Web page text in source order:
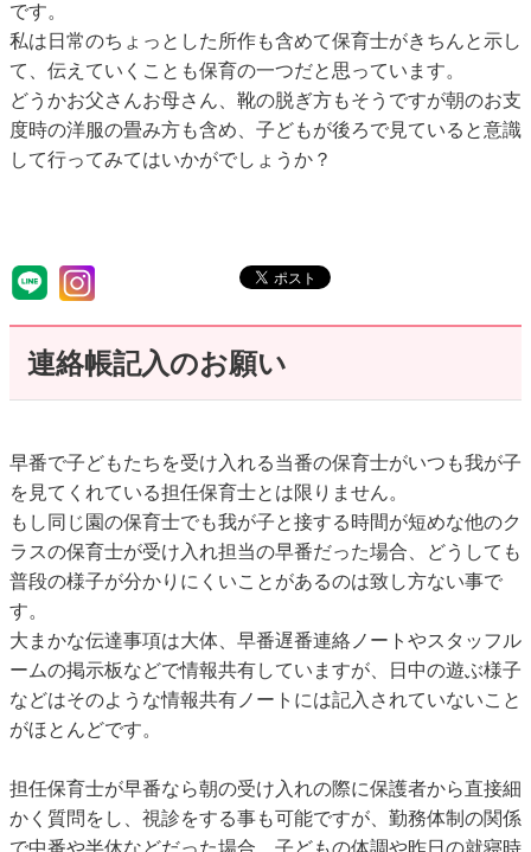
です。
私は日常のちょっとした所作も含めて保育士がきちんと示し
て、伝えていくことも保育の一つだと思っています。
どうかお父さんお母さん、靴の脱ぎ方もそうですが朝のお支
度時の洋服の畳み方も含め、子どもが後ろで見ていると意識
して行ってみてはいかがでしょうか？
️連絡帳記入のお願い
早番で子どもたちを受け入れる当番の保育士がいつも我が子
を見てくれている担任保育士とは限りません。
もし同じ園の保育士でも我が子と接する時間が短めな他のク
ラスの保育士が受け入れ担当の早番だった場合、どうしても
普段の様子が分かりにくいことがあるのは致し方ない事で
す。
大まかな伝達事項は大体、早番遅番連絡ノートやスタッフル
ームの掲示板などで情報共有していますが、日中の遊ぶ様子
などはそのような情報共有ノートには記入されていないこと
がほとんどです。
担任保育士が早番なら朝の受け入れの際に保護者から直接細
かく質問をし、視診をする事も可能ですが、勤務体制の関係